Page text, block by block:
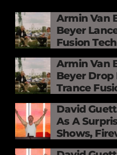
Armin Van
Beyer
Fusion
Mercy »
Armin Van
Beyer Drop
Trance
David
As A
Shows,
Electrifies